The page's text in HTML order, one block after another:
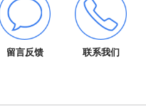
留言反馈 联系我们